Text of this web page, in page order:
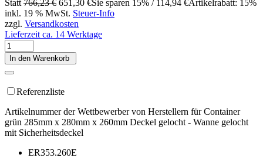
Statt 766,23 € 651,30 €Sie sparen 15% / 114,94 €Artikelrabatt: 15%
inkl. 19 % MwSt. Steuer-Info
zzgl. Versandkosten
Lieferzeit ca. 14 Werktage
In den Warenkorb
Referenzliste
Artikelnummer der Wettbewerber von Herstellern für Container
grün 285mm x 280mm x 260mm Deckel gelocht - Wanne gelocht
mit Sicherheitsdeckel
ER353.260E